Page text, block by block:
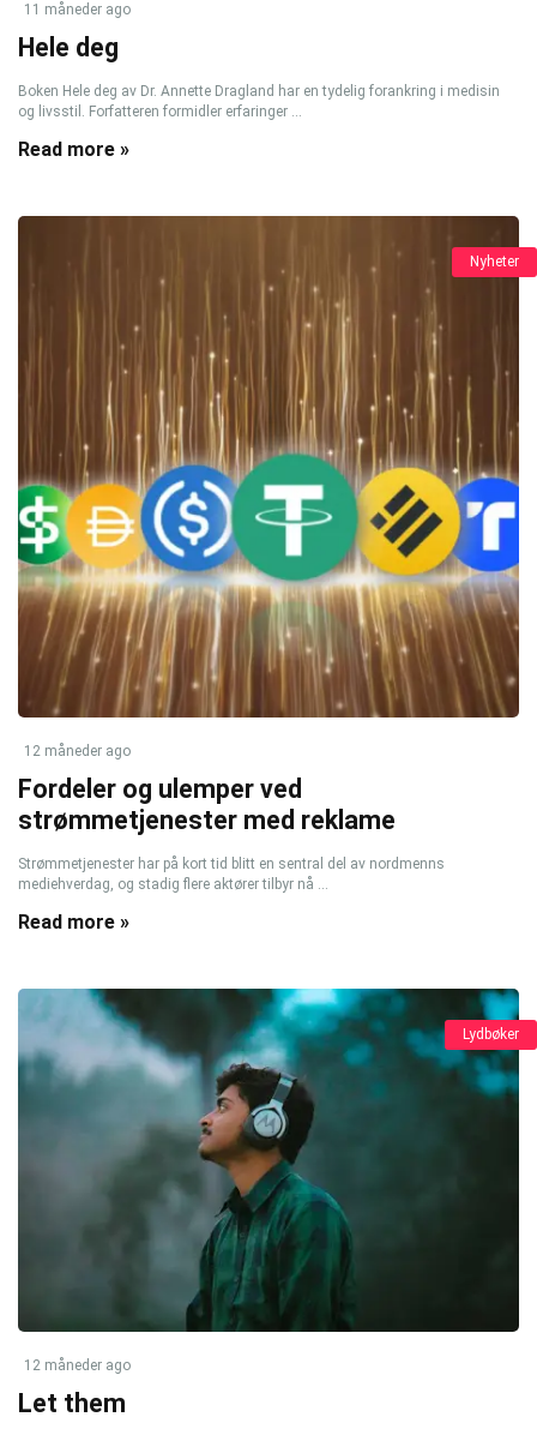
11 måneder ago
Hele deg
Boken Hele deg av Dr. Annette Dragland har en tydelig forankring i medisin
og livsstil. Forfatteren formidler erfaringer ...
Read more »
Nyheter
12 måneder ago
Fordeler og ulemper ved
strømmetjenester med reklame
Strømmetjenester har på kort tid blitt en sentral del av nordmenns
mediehverdag, og stadig flere aktører tilbyr nå ...
Read more »
Lydbøker
12 måneder ago
Let them